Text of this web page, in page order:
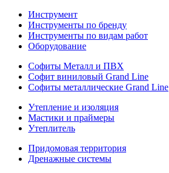
Инструмент
Инструменты по бренду
Инструменты по видам работ
Оборудование
Софиты Металл и ПВХ
Софит виниловый Grand Line
Софиты металлические Grand Line
Утепление и изоляция
Мастики и праймеры
Утеплитель
Придомовая территория
Дренажные системы